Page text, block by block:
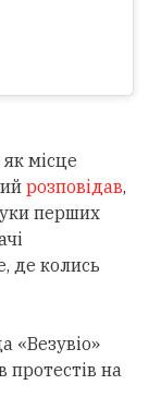
місце
розповідав,
перших
де колись
«Везувіо»
протестів на